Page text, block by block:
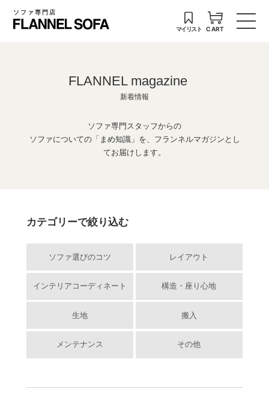
ソファ専門店
マイリスト CART
FLANNEL magazine
新着情報
ソファ専門スタッフからの
ソファについての「まめ知識」を、フランネルマガジンとし
てお届けします。
カテゴリーで絞り込む
ソファ選びのコツ レイアウト
インテリアコーディネート 構造・座り心地
生地 搬入
メンテナンス その他